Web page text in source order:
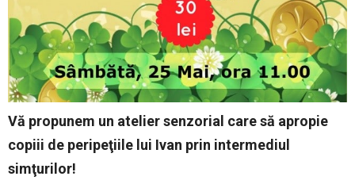
Vă propunem un atelier senzorial care să apropie
copiii de peripeţiile lui Ivan prin intermediul
simţurilor!